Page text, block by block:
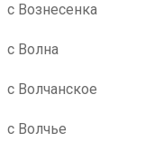
с Вознесенка
с Волна
с Волчанское
с Волчье